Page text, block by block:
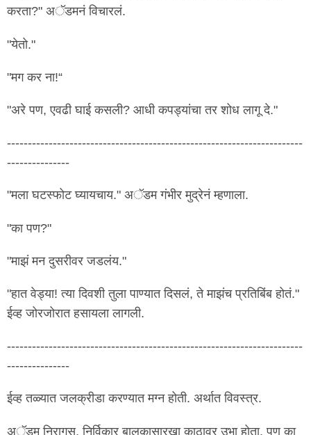
करता?" अॅडमनं विचारलं.
"येतो."
"मग कर ना!“
"अरे पण, एवढी घाई कसली? आधी कपड्यांचा तर शोध लागू दे."
-----------------------------------------------------------------------
---------------
"मला घटस्फोट घ्यायचाय." अॅडम गंभीर मुद्रेनं म्हणाला.
"का पण?"
"माझं मन दुसरीवर जडलंय."
"हात वेड्या! त्या दिवशी तुला पाण्यात दिसलं, ते माझंच प्रतिबिंब होतं."
ईव्ह जोरजोरात हसायला लागली.
-----------------------------------------------------------------------
---------------
ईव्ह तळ्यात जलक्रीडा करण्यात मग्न होती. अर्थात विवस्त्र.
अॅडम निरागस, निर्विकार बालकासारखा काठावर उभा होता. पण का